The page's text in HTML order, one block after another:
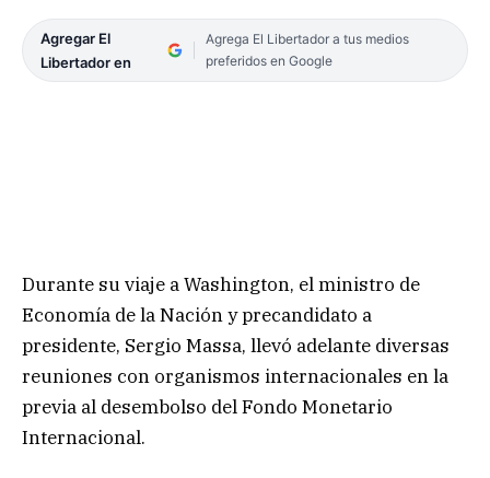
Agregar El
Libertador en
Agrega El Libertador a tus medios
preferidos en Google
Durante su viaje a Washington, el ministro de
Economía de la Nación y precandidato a
presidente, Sergio Massa, llevó adelante diversas
reuniones con organismos internacionales en la
previa al desembolso del Fondo Monetario
Internacional.